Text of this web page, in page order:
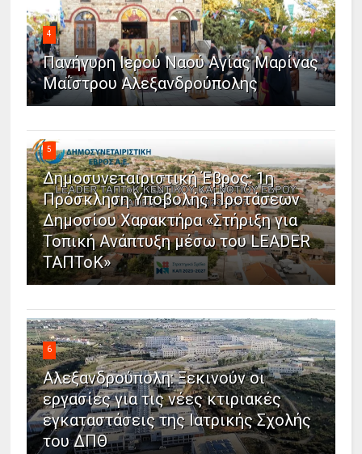
4
Πανήγυρη Ιερού Ναού Αγίας Μαρίνας
Μαΐστρου Αλεξανδρούπολης
5
Δημοσυνεταιριστική Έβρος: 1η
Πρόσκληση Υποβολής Προτάσεων
Δημοσίου Χαρακτήρα «Στήριξη για
Τοπική Ανάπτυξη μέσω του LEADER
ΤΑΠΤοΚ»
6
Αλεξανδρούπολη: Ξεκινούν οι
εργασίες για τις νέες κτιριακές
εγκαταστάσεις της Ιατρικής Σχολής
του ΔΠΘ